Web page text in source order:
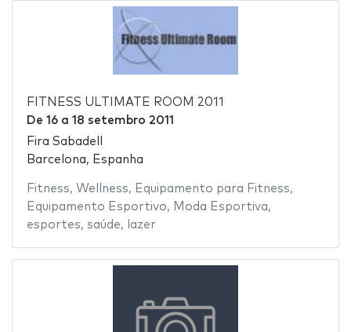
FITNESS ULTIMATE ROOM 2011
De 16a 18 setembro 2011
Fira Sabadell
Barcelona, Espanha
Fitness, Wellness, Equipamento para Fitness,
Equipamento Esportivo, Moda Esportiva,
esportes, saúde, lazer